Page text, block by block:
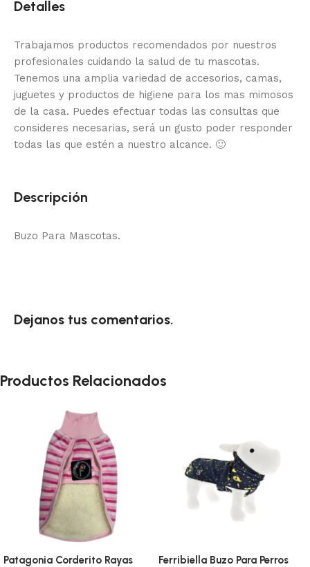
Detalles
Trabajamos productos recomendados por nuestros
profesionales cuidando la salud de tu mascotas.
Tenemos una amplia variedad de accesorios, camas,
juguetes y productos de higiene para los mas mimosos
de la casa. Puedes efectuar todas las consultas que
consideres necesarias, será un gusto poder responder
todas las que estén a nuestro alcance. 🙂
Descripción
Buzo Para Mascotas.
Dejanos tus comentarios.
Productos Relacionados
Patagonia Corderito Rayas
Ferribiella Buzo Para Perros